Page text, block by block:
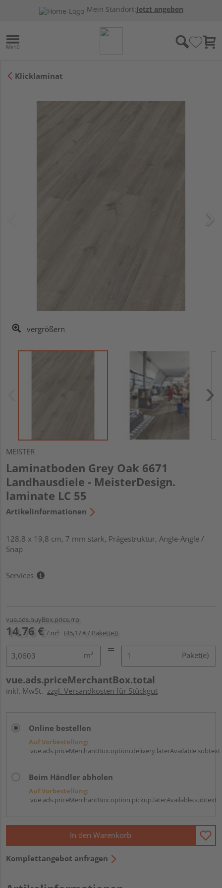
Mein Standort:Jetzt angeben
Klicklaminat
vergrößern
MEISTER
Laminatboden Grey Oak 6671
Landhausdiele - MeisterDesign.
laminate LC 55
Artikelinformationen
128,8 x 19,8 cm, 7 mm stark, Prägestruktur, Angle-Angle /
Snap
Services
vue.ads.buyBox.price.rrp
14,76 € / m² (45,17 € / Paket(e))
m² Paket(e)
vue.ads.priceMerchantBox.total
inkl. MwSt. zzgl. Versandkosten für Stückgut
Online bestellen
Auf Vorbestellung:
vue.ads.priceMerchantBox.option.delivery.laterAvailable.subtext
Beim Händler abholen
Auf Vorbestellung:
vue.ads.priceMerchantBox.option.pickup.laterAvailable.subtext
In den Warenkorb
Komplettangebot anfragen